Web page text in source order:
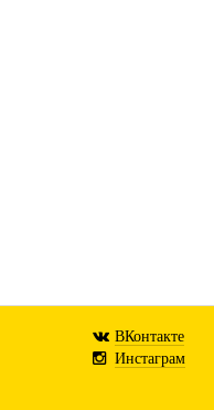
ВКонтакте
Инстаграм